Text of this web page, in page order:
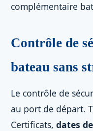
complémentaire
Contrôle de
bateau sans
Le contrôle de
au port de départ.
Certificats, dates